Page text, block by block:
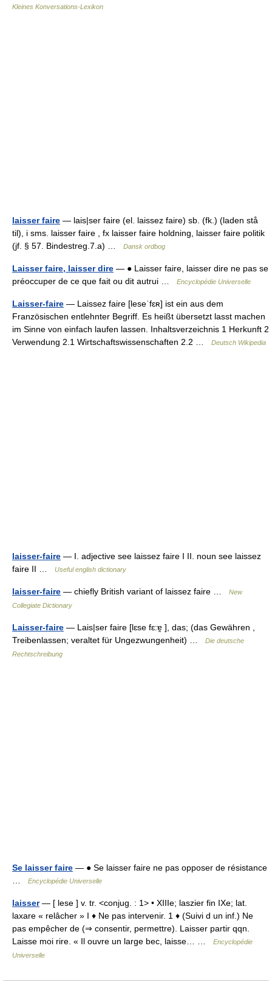
Kleines Konversations-Lexikon
laisser faire — lais|ser faire (el. laissez faire) sb. (fk.) (laden stå
til), i sms. laisser faire , fx laisser faire holdning, laisser faire politik
(jf. § 57. Bindestreg.7.a) …
Dansk ordbog
Laisser faire, laisser dire — ● Laisser faire, laisser dire ne pas se
préoccuper de ce que fait ou dit autrui …
Encyclopédie Universelle
Laisser-faire — Laissez faire [leseˈfɛʀ] ist ein aus dem
Französischen entlehnter Begriff. Es heißt übersetzt lasst machen
im Sinne von einfach laufen lassen. Inhaltsverzeichnis 1 Herkunft 2
Verwendung 2.1 Wirtschaftswissenschaften 2.2 …
Deutsch Wikipedia
laisser-faire — I. adjective see laissez faire I II. noun see laissez
faire II …
Useful english dictionary
laisser-faire — chiefly British variant of laissez faire …
New
Collegiate Dictionary
Laisser-faire — Lais|ser faire [lɛse fɛ:ɐ̯ ], das; (das Gewähren ,
Treibenlassen; veraltet für Ungezwungenheit) …
Die deutsche
Rechtschreibung
Se laisser faire — ● Se laisser faire ne pas opposer de résistance
Encyclopédie Universelle
laisser— [ lese ] v. tr. <conjug. : 1> • XIIIe; laszier fin IXe; lat.
laxare « relâcher » I ♦ Ne pas intervenir. 1 ♦ (Suivi d un inf.) Ne
pas empêcher de (⇒ consentir, permettre). Laisser partir qqn.
Laisse moi rire. « Il ouvre un large bec, laisse… …
Encyclopédie
Universelle